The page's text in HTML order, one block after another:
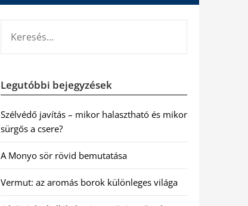
Legutóbbi bejegyzések
Szélvédő javítás – mikor halasztható és mikor
sürgős a csere?
A Monyo sör rövid bemutatása
Vermut: az aromás borok különleges világa